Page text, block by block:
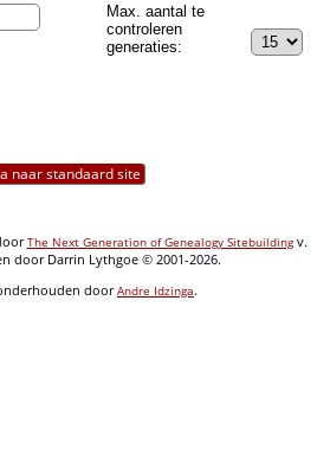
Max. aantal te
controleren
generaties:
naar standaard site
The Next Generation of Genealogy Sitebuildingv.
door Darrin Lythgoe © 2001-2026.
doorAndre Idzinga.